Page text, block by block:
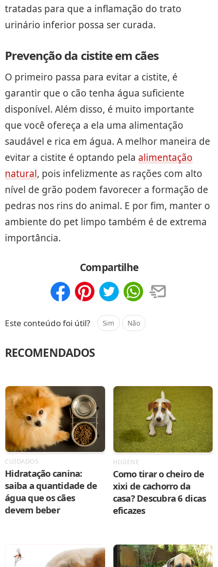
tratadas para que a inflamação do trato
urinário inferior possa ser curada.
Prevenção da cistite em cães
O primeiro passa para evitar a cistite, é
garantir que o cão tenha água suficiente
disponível. Além disso, é muito importante
que você ofereça a ela uma alimentação
saudável e rica em água. A melhor maneira de
evitar a cistite é optando pela alimentação
natural, pois infelizmente as rações com alto
nível de grão podem favorecer a formação de
pedras nos rins do animal. E por fim, manter o
ambiente do pet limpo também é de extrema
importância.
Compartilhe
Este conteúdo foi útil? Sim Não
RECOMENDADOS
CUIDADOS
Hidratação canina:
saiba a quantidade de
água que os cães
devem beber
HIGIENE
Como tirar o cheiro de
xixi de cachorro da
casa? Descubra 6 dicas
eficazes